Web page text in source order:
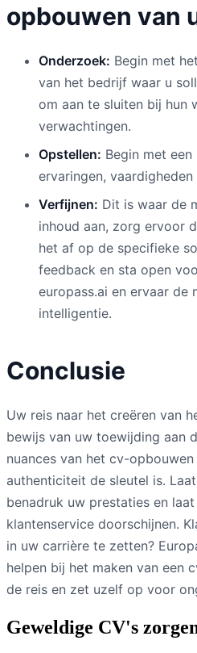
opbouwen van
Onderzoek: Begin met
van het bedrijf waar u
om aan te sluiten bij hun
verwachtingen.
Opstellen: Begin met
ervaringen,
Verfijnen: Dit is waar de
inhoud aan, zorg ervoor
het af op de specifieke
feedback en sta open
europass.ai en ervaar de
intelligentie.
Conclusie
Uw reis naar het creëren van
bewijs van uw toewijding aan
nuances van het cv-
authenticiteit de sleutel is.
benadruk uw prestaties en
klantenservice doorschijnen.
in uw carrière te zetten?
helpen bij het maken van een
de reis en zet uzelf op voor
Geweldige CV's